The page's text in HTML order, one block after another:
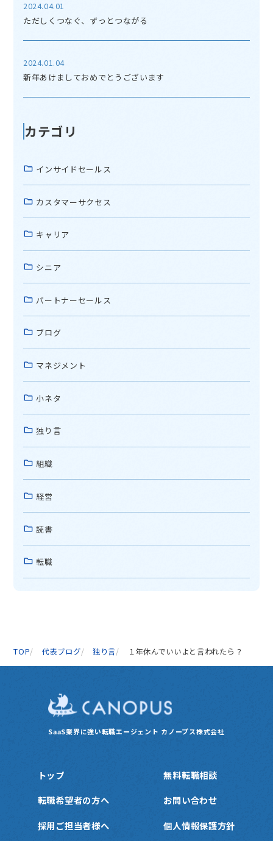
2024.04.01
ただしくつなぐ、ずっとつながる
2024.01.04
新年あけましておめでとうございます
カテゴリ
インサイドセールス
カスタマーサクセス
キャリア
シニア
パートナーセールス
ブログ
マネジメント
小ネタ
独り言
組織
経営
読書
転職
TOP 代表ブログ 独り言 １年休んでいいよと言われたら？
SaaS業界に強い転職エージェント カノープス株式会社
トップ
転職希望者の方へ
採用ご担当者様へ
無料転職相談
お問い合わせ
個人情報保護方針